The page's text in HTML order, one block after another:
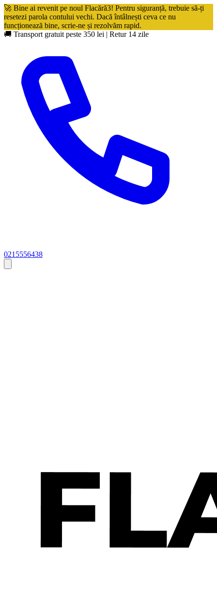
🚀 Bine ai revenit pe noul Flacără3! Pentru siguranță, trebuie să-ți
resetezi parola contului vechi. Dacă întâlnești ceva ce nu
funcționează bine, scrie-ne și rezolvăm rapid.
🚚 Transport gratuit peste 350 lei | Retur 14 zile
0215556438